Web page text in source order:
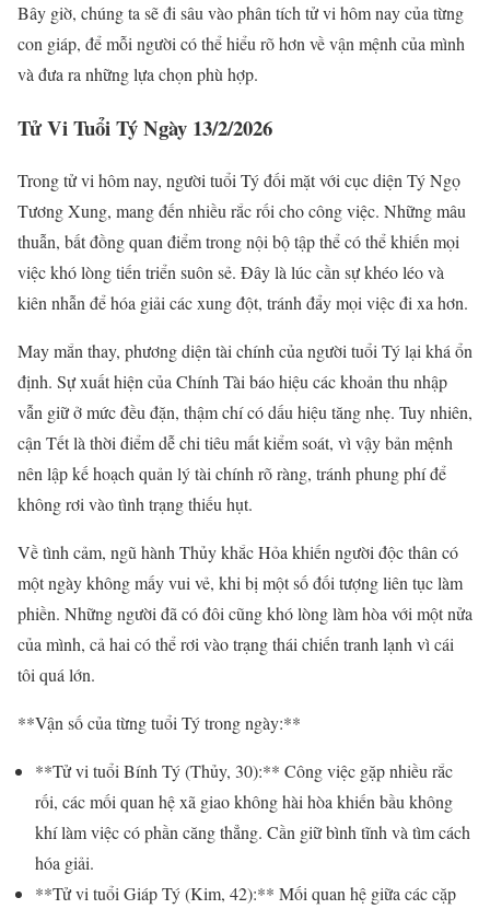
Bây giờ, chúng ta sẽ đi sâu vào phân tích tử vi hôm nay của từng
con giáp, để mỗi người có thể hiểu rõ hơn về vận mệnh của mình
và đưa ra những lựa chọn phù hợp.
Tử Vi Tuổi Tý Ngày 13/2/2026
Trong tử vi hôm nay, người tuổi Tý đối mặt với cục diện Tý Ngọ
Tương Xung, mang đến nhiều rắc rối cho công việc. Những mâu
thuẫn, bất đồng quan điểm trong nội bộ tập thể có thể khiến mọi
việc khó lòng tiến triển suôn sẻ. Đây là lúc cần sự khéo léo và
kiên nhẫn để hóa giải các xung đột, tránh đẩy mọi việc đi xa hơn.
May mắn thay, phương diện tài chính của người tuổi Tý lại khá ổn
định. Sự xuất hiện của Chính Tài báo hiệu các khoản thu nhập
vẫn giữ ở mức đều đặn, thậm chí có dấu hiệu tăng nhẹ. Tuy nhiên,
cận Tết là thời điểm dễ chi tiêu mất kiểm soát, vì vậy bản mệnh
nên lập kế hoạch quản lý tài chính rõ ràng, tránh phung phí để
không rơi vào tình trạng thiếu hụt.
Về tình cảm, ngũ hành Thủy khắc Hỏa khiến người độc thân có
một ngày không mấy vui vẻ, khi bị một số đối tượng liên tục làm
phiền. Những người đã có đôi cũng khó lòng làm hòa với một nửa
của mình, cả hai có thể rơi vào trạng thái chiến tranh lạnh vì cái
tôi quá lớn.
**Vận số của từng tuổi Tý trong ngày:**
**Tử vi tuổi Bính Tý (Thủy, 30):** Công việc gặp nhiều rắc
rối, các mối quan hệ xã giao không hài hòa khiến bầu không
khí làm việc có phần căng thẳng. Cần giữ bình tĩnh và tìm cách
hóa giải.
**Tử vi tuổi Giáp Tý (Kim, 42):** Mối quan hệ giữa các cặp